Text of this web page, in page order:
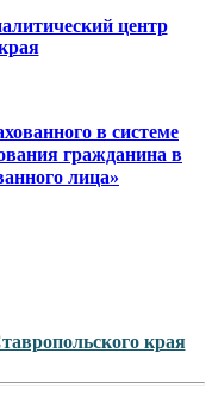
центр
в системе
гражданина в
лица»
края